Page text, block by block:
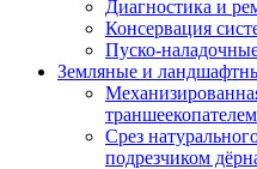
Диагностика и
Консервация
Пуско-
Земляные и
траншеекопателем
Срез
подрезчиком